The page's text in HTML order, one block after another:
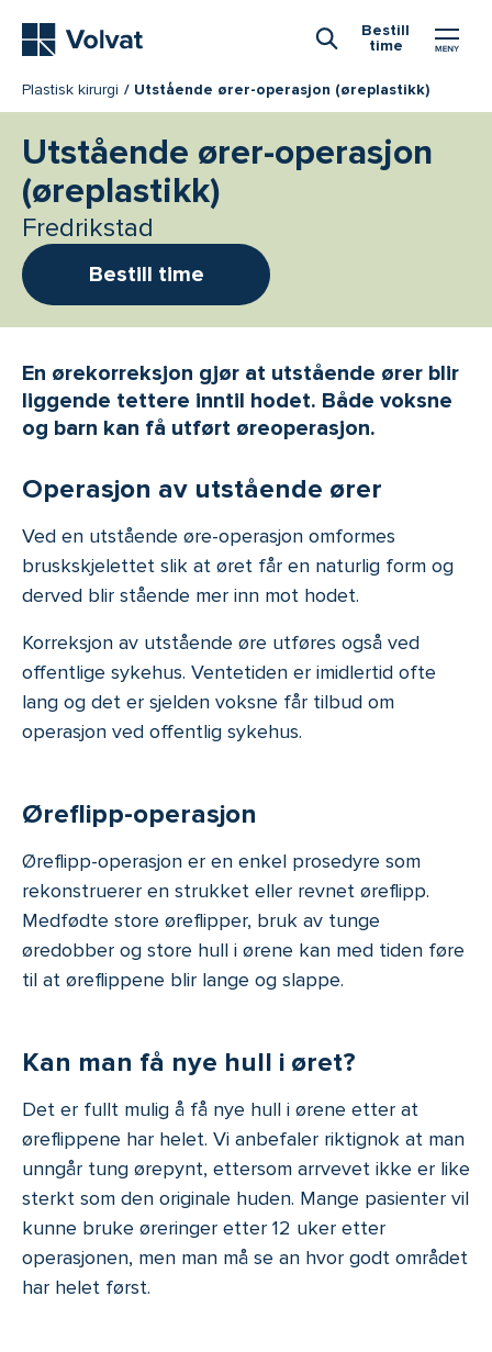
Bestill
time
Plastisk kirurgi Utstående ører-operasjon (øreplastikk)
Utstående ører-operasjon
(øreplastikk)
Fredrikstad
Bestill time
En ørekorreksjon gjør at utstående ører blir
liggende tettere inntil hodet. Både voksne
og barn kan få utført øreoperasjon.
Operasjon av utstående ører
Ved en utstående øre-operasjon omformes
bruskskjelettet slik at øret får en naturlig form og
derved blir stående mer inn mot hodet.
Korreksjon av utstående øre utføres også ved
offentlige sykehus. Ventetiden er imidlertid ofte
lang og det er sjelden voksne får tilbud om
operasjon ved offentlig sykehus.
Øreflipp-operasjon
Øreflipp-operasjon er en enkel prosedyre som
rekonstruerer en strukket eller revnet øreflipp.
Medfødte store øreflipper, bruk av tunge
øredobber og store hull i ørene kan med tiden føre
til at øreflippene blir lange og slappe.
Kan man få nye hull i øret?
Det er fullt mulig å få nye hull i ørene etter at
øreflippene har helet. Vi anbefaler riktignok at man
unngår tung ørepynt, ettersom arrvevet ikke er like
sterkt som den originale huden. Mange pasienter vil
kunne bruke øreringer etter 12 uker etter
operasjonen, men man må se an hvor godt området
har helet først.